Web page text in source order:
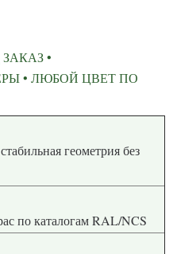
•
• ЛЮБОЙ ЦВЕТ ПО
геометрия без
по каталогам RAL/NCS